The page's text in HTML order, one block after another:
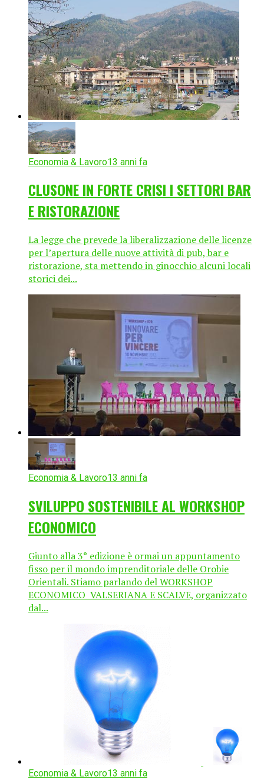
Economia & Lavoro13 anni fa
CLUSONE IN FORTE CRISI I SETTORI BAR
E RISTORAZIONE
La legge che prevede la liberalizzazione delle licenze
per l’apertura delle nuove attività di pub, bar e
ristorazione, sta mettendo in ginocchio alcuni locali
storici dei...
Economia & Lavoro13 anni fa
SVILUPPO SOSTENIBILE AL WORKSHOP
ECONOMICO
Giunto alla 3° edizione è ormai un appuntamento
fisso per il mondo imprenditoriale delle Orobie
Orientali. Stiamo parlando del WORKSHOP
ECONOMICO VALSERIANA E SCALVE, organizzato
dal...
Economia & Lavoro13 anni fa